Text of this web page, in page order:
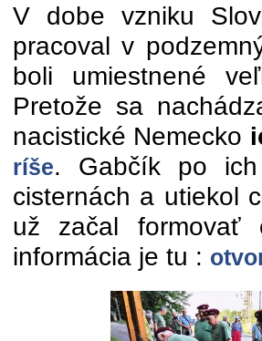
V dobe vzniku
pracoval v
boli umiestnené
Pretože sa
nacistické Nemecko
ríše. Gabčík po ich
cisternách a utiekol
už začal formovať
informácia je tu :